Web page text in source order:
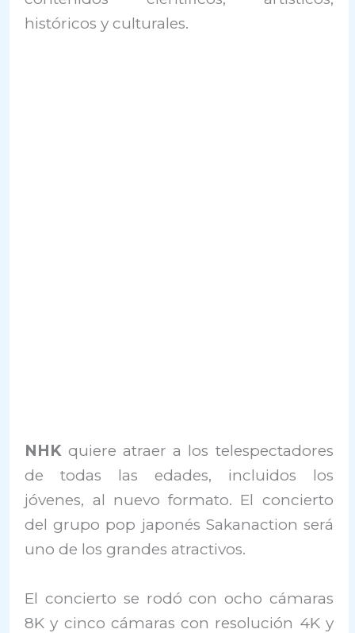
históricos y culturales.
NHKquiere atraer a los telespectadores
de todas las edades, incluidos los
jóvenes, al nuevo formato. El concierto
del grupo pop japonés Sakanaction será
uno de los grandes atractivos.
El concierto se rodó con ocho cámaras
8K y cinco cámaras con resolución 4K y